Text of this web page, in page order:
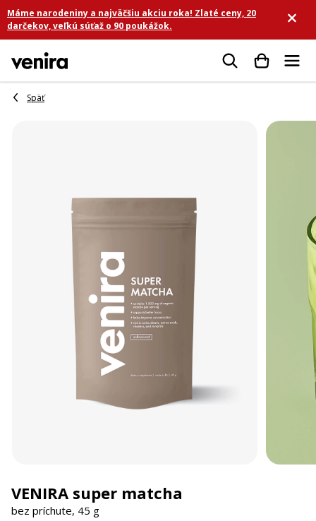
Prejsť
na
obsah
Máme narodeniny a najväčšiu akciu roka! Zlaté ceny, 20
darčekov, veľkú súťaž o 90 poukážok.
Hľadať
VENIRA super matcha
bez príchute, 45 g